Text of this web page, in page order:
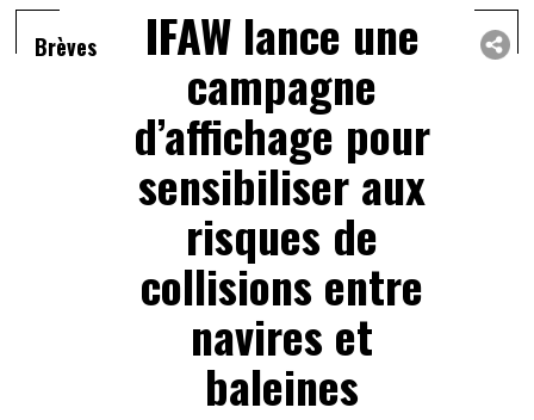
Brèves IFAW lance une
campagne
d’affichage pour
sensibiliser aux
risques de
collisions entre
navires et
baleines